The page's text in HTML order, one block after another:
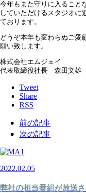
今年もまた守りに入ること
していただけるスタジオに
ております。
どうぞ本年も変わらぬご愛
願い致します。
株式会社エムジェイ
代表取締役社長 森田文雄
Tweet
Share
RSS
前の記事
次の記事
2022.02.05
弊社の担当番組が放送